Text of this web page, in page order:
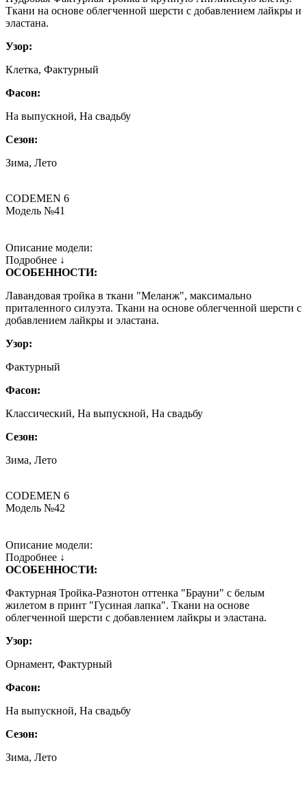
Ткани на основе облегченной шерсти с добавлением лайкры и
эластана.
Узор:
Клетка, Фактурный
Фасон:
На выпускной, На свадьбу
Сезон:
Зима, Лето
CODEMEN 6
Модель №41
Описание модели:
Подробнее ↓
ОСОБЕННОСТИ:
Лавандовая тройка в ткани "Меланж", максимально
приталенного силуэта. Ткани на основе облегченной шерсти с
добавлением лайкры и эластана.
Узор:
Фактурный
Фасон:
Классический, На выпускной, На свадьбу
Сезон:
Зима, Лето
CODEMEN 6
Модель №42
Описание модели:
Подробнее ↓
ОСОБЕННОСТИ:
Фактурная Тройка-Разнотон оттенка "Брауни" с белым
жилетом в принт "Гусиная лапка". Ткани на основе
облегченной шерсти с добавлением лайкры и эластана.
Узор:
Орнамент, Фактурный
Фасон:
На выпускной, На свадьбу
Сезон:
Зима, Лето